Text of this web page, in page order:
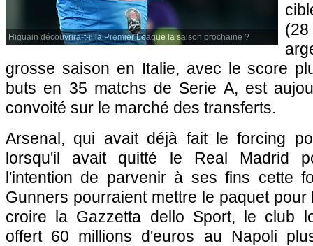
Higuain découvrira-t-il la Premier League la saison prochaine ?
grosse saison en Italie, avec le score
buts en 35 matchs de Serie A, est
convoité sur le marché des transferts.
Arsenal, qui avait déjà fait le forcing
lorsqu'il avait quitté le Real Madrid
l'intention de parvenir à ses fins cette
Gunners pourraient mettre le paquet pour
croire la Gazzetta dello Sport, le club
offert 60 millions d'euros au Napoli